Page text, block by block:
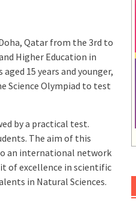
Qatar from the 3rd to
Higher Education in
15 years and younger,
Science Olympiad to test
by a practical test.
The aim of this
an international network
of excellence in scientific
in Natural Sciences.